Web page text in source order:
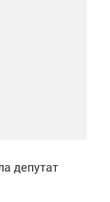
депутат